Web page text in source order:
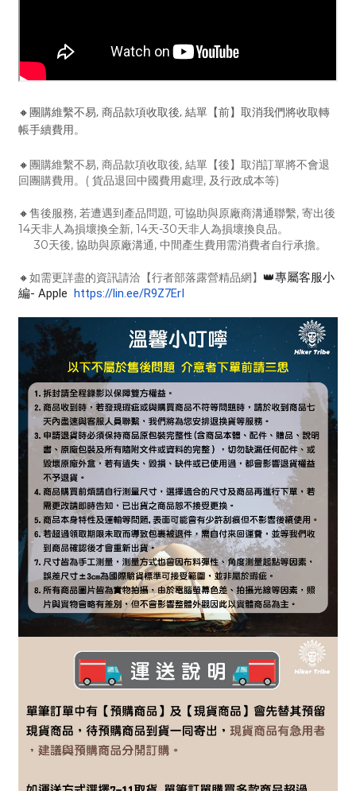
🔸團購維繫不易, 商品款項收取後, 結單【前】取消我們將收取轉
帳手續費用。
🔸 團購維繫不易, 商品款項收取後, 結單【後】取消訂單將不會退
回團購費用。( 貨品退回中國費用處理, 及行政成本等)
🔸售後服務, 若遭遇到產品問題, 可協助與原廠商溝通聯繫, 寄出後
14天非人為損壞換全新, 14天-30天非人為損壞換良品。
30天後, 協助與原廠溝通, 中間產生費用需消費者自行承擔。
🔸如需更詳盡的資訊請洽【行者部落露營精品網】 👑專屬客服小
編- Apple
https://lin.ee/R9Z7ErI